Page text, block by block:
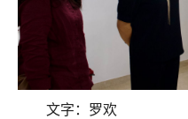
文字 ： 罗欢